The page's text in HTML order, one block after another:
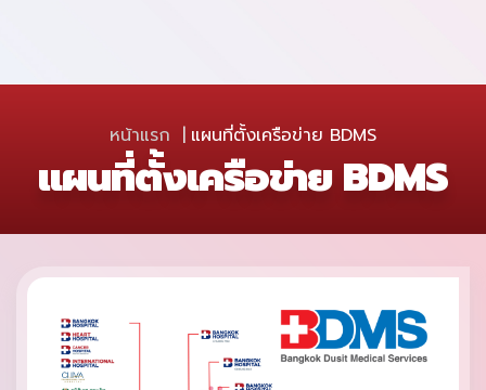
หน้าแรก แผนที่ตั้งเครือข่าย BDMS
แผนที่ตั้งเครือข่าย BDMS